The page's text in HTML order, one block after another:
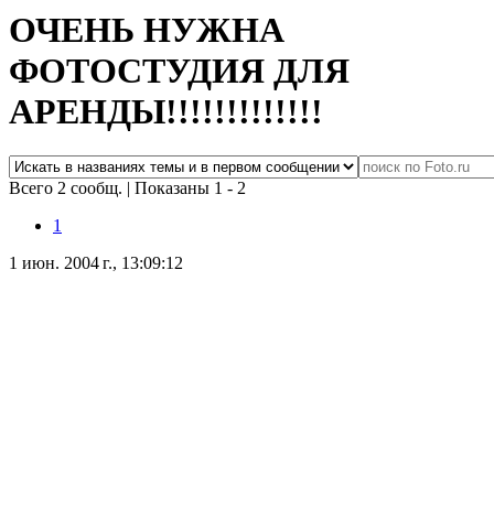
ОЧЕНЬ НУЖНА
ФОТОСТУДИЯ ДЛЯ
АРЕНДЫ!!!!!!!!!!!!!
Всего 2 сообщ. | Показаны 1 - 2
1
1 июн. 2004 г., 13:09:12